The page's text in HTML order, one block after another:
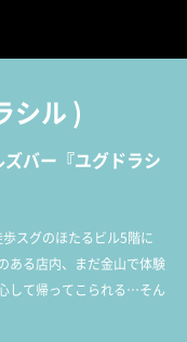
シル )
バー『ユグドラシ
スグのほたるビル5階に
ある店内、まだ金山で体験
して帰ってこられる…そん